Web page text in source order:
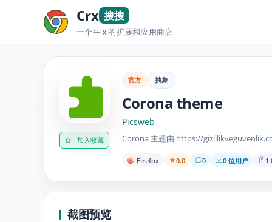
Crx 搜搜
一个牛X的扩展和应用商店
加入收藏
官方 抽象
Corona theme
Picsweb
Corona 主题由 https://
Firefox 0.0 0 0 位用户
截图预览